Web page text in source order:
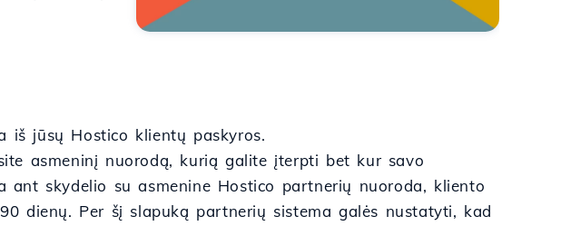
iš jūsų Hostico klientų paskyros.
asmeninį nuorodą, kurią galite įterpti bet kur savo
ant skydelio su asmenine Hostico partnerių nuoroda, kliento
dienų. Per šį slapuką partnerių sistema galės nustatyti, kad